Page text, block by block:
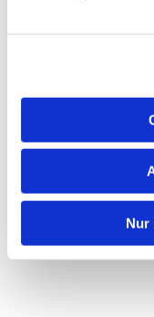
Nur